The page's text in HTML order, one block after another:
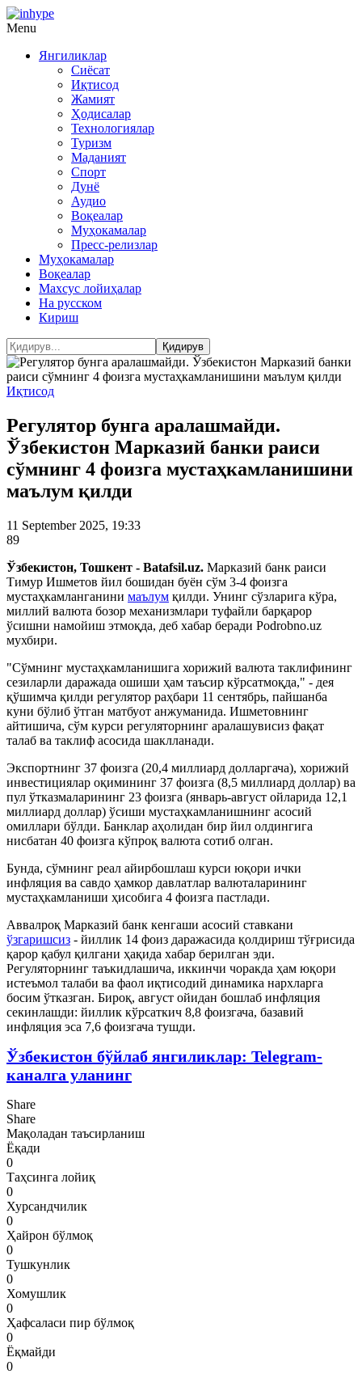
Menu
Янгиликлар
Сиёсат
Иқтисод
Жамият
Ҳодисалар
Технологиялар
Туризм
Маданият
Спорт
Дунё
Аудио
Воқеалар
Муҳокамалар
Пресс-релизлар
Муҳокамалар
Воқеалар
Махсус лойиҳалар
На русском
Кириш
Иқтисод
Регулятор бунга аралашмайди.
Ўзбекистон Марказий банки раиси
сўмнинг 4 фоизга мустаҳкамланишини
маълум қилди
11 September 2025, 19:33
89
Ўзбекистон, Тошкент - Batafsil.uz. Марказий банк раиси
Тимур Ишметов йил бошидан буён сўм 3-4 фоизга
мустаҳкамланганини маълум қилди. Унинг сўзларига кўра,
миллий валюта бозор механизмлари туфайли барқарор
ўсишни намойиш этмоқда, деб хабар беради Podrobno.uz
мухбири.
"Сўмнинг мустаҳкамланишига хорижий валюта таклифининг
сезиларли даражада ошиши ҳам таъсир кўрсатмоқда," - дея
қўшимча қилди регулятор раҳбари 11 сентябрь, пайшанба
куни бўлиб ўтган матбуот анжуманида. Ишметовнинг
айтишича, сўм курси регуляторнинг аралашувисиз фақат
талаб ва таклиф асосида шаклланади.
Экспортнинг 37 фоизга (20,4 миллиард долларгача), хорижий
инвестициялар оқимининг 37 фоизга (8,5 миллиард доллар) ва
пул ўтказмаларининг 23 фоизга (январь-август ойларида 12,1
миллиард доллар) ўсиши мустаҳкамланишнинг асосий
омиллари бўлди. Банклар аҳолидан бир йил олдингига
нисбатан 40 фоизга кўпроқ валюта сотиб олган.
Бунда, сўмнинг реал айирбошлаш курси юқори ички
инфляция ва савдо ҳамкор давлатлар валюталарининг
мустаҳкамланиши ҳисобига 4 фоизга пастлади.
Аввалроқ Марказий банк кенгаши асосий ставкани
ўзгаришсиз - йиллик 14 фоиз даражасида қолдириш тўғрисида
қарор қабул қилгани ҳақида хабар берилган эди.
Регуляторнинг таъкидлашича, иккинчи чоракда ҳам юқори
истеъмол талаби ва фаол иқтисодий динамика нархларга
босим ўтказган. Бироқ, август ойидан бошлаб инфляция
секинлашди: йиллик кўрсаткич 8,8 фоизгача, базавий
инфляция эса 7,6 фоизгача тушди.
Ўзбекистон бўйлаб янгиликлар: Telegram-
каналга уланинг
Share
Share
Мақоладан таъсирланиш
Ёқади
0
Таҳсинга лойиқ
0
Хурсандчилик
0
Ҳайрон бўлмоқ
0
Тушкунлик
0
Хомушлик
0
Ҳафсаласи пир бўлмоқ
0
Ёқмайди
0